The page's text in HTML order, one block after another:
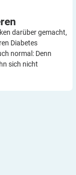
darüber gemacht,
Diabetes
normal: Denn
sich nicht